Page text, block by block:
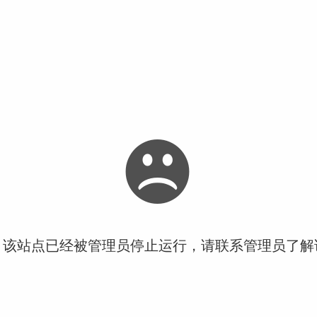
站点已经被管理员停止运行，请联系管理员了